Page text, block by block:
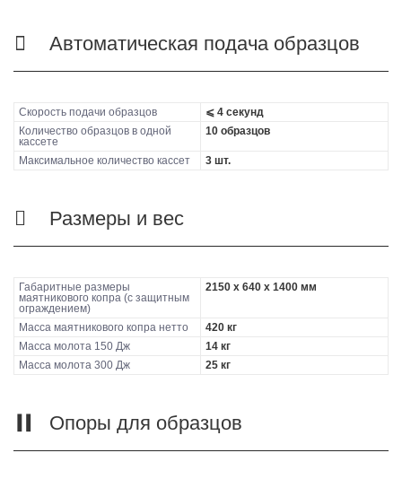
Автоматическая подача образцов
Скорость подачи образцов
⩽ 4 секунд
Количество образцов в одной
кассете
10 образцов
Максимальное количество кассет 3 шт.
Размеры и вес
Габаритные размеры
маятникового копра (с защитным
ограждением)
2150 х 640 х 1400 мм
Масса маятникового копра нетто
420 кг
Масса молота 150 Дж
14 кг
Масса молота 300 Дж
25 кг
Опоры для образцов